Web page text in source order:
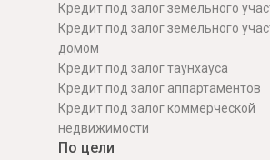
Кредит под залог земельного
Кредит под залог земельного
домом
Кредит под залог таунхауса
Кредит под залог аппартаментов
Кредит под залог коммерческой
недвижимости
По цели